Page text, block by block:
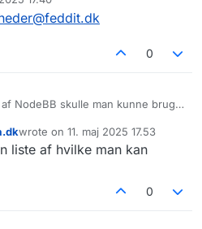
0
NodeBB skulle man kunne bruge
til Lemmy, Friendica og andre
Når @adminhar opdateret,
0fdf0b27-15dc-445f-8a1e-
v4.3.0-remote-categories-are-
wrote on 11. maj 2025 17.53
sidst redigeret af
liste af hvilke man kan
0